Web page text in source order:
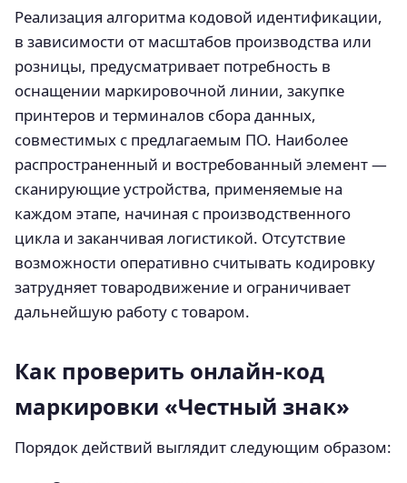
Реализация алгоритма кодовой идентификации,
в зависимости от масштабов производства или
розницы, предусматривает потребность в
оснащении маркировочной линии, закупке
принтеров и терминалов сбора данных,
совместимых с предлагаемым ПО. Наиболее
распространенный и востребованный элемент —
сканирующие устройства, применяемые на
каждом этапе, начиная с производственного
цикла и заканчивая логистикой. Отсутствие
возможности оперативно считывать кодировку
затрудняет товародвижение и ограничивает
дальнейшую работу с товаром.
Как проверить онлайн-код
маркировки «Честный знак»
Порядок действий выглядит следующим образом: